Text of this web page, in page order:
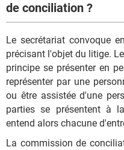
de conciliation ?
Le secrétariat convoque
précisant l'objet du litige.
principe se présenter en
représenter par une
ou être assistée d'une
parties se présentent à
entend alors chacune
La commission de